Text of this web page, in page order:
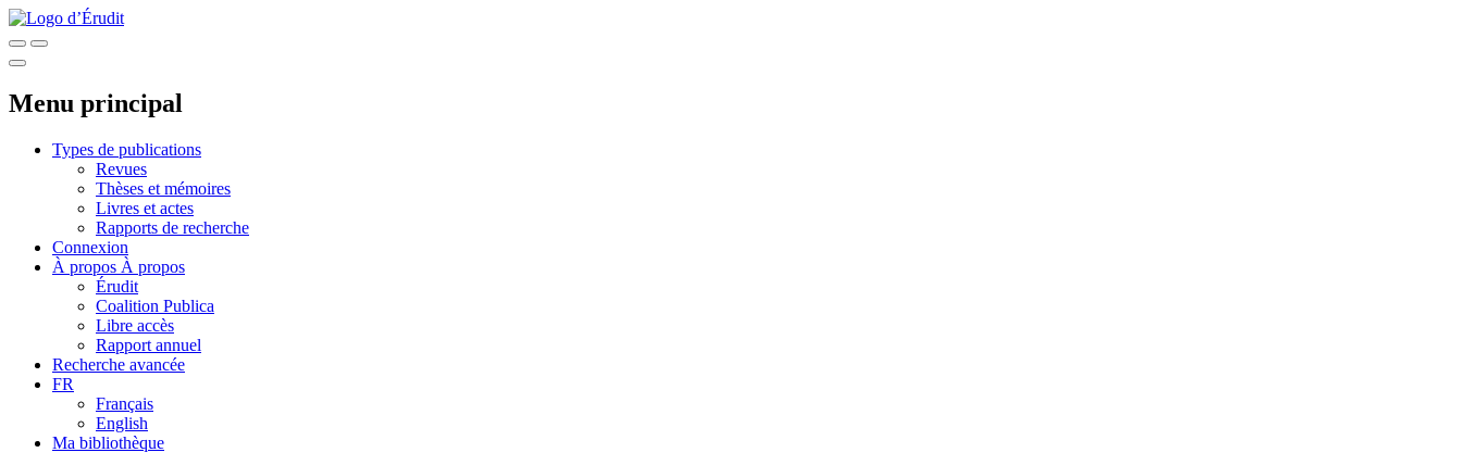
Menu principal
Types de publications
Revues
Thèses et mémoires
Livres et actes
Rapports de recherche
Connexion
À propos À propos
Érudit
Coalition Publica
Libre accès
Rapport annuel
Recherche avancée
FR
Français
English
Ma bibliothèque